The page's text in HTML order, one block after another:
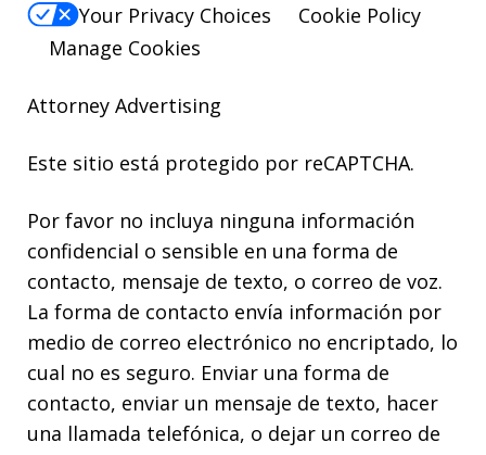
Your Privacy Choices
Cookie Policy
Manage Cookies
Attorney Advertising
Este sitio está protegido por reCAPTCHA.
Por favor no incluya ninguna información
confidencial o sensible en una forma de
contacto, mensaje de texto, o correo de voz.
La forma de contacto envía información por
medio de correo electrónico no encriptado, lo
cual no es seguro. Enviar una forma de
contacto, enviar un mensaje de texto, hacer
una llamada telefónica, o dejar un correo de